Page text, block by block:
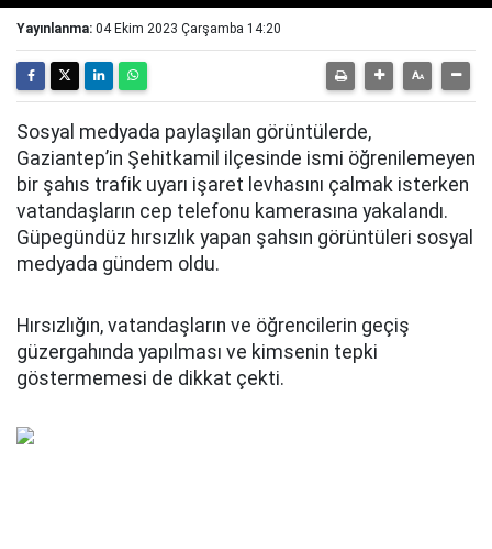
Yayınlanma: 04 Ekim 2023 Çarşamba 14:20
Sosyal medyada paylaşılan görüntülerde,
Gaziantep’in Şehitkamil ilçesinde ismi öğrenilemeyen
bir şahıs trafik uyarı işaret levhasını çalmak isterken
vatandaşların cep telefonu kamerasına yakalandı.
Güpegündüz hırsızlık yapan şahsın görüntüleri sosyal
medyada gündem oldu.
Hırsızlığın, vatandaşların ve öğrencilerin geçiş
güzergahında yapılması ve kimsenin tepki
göstermemesi de dikkat çekti.